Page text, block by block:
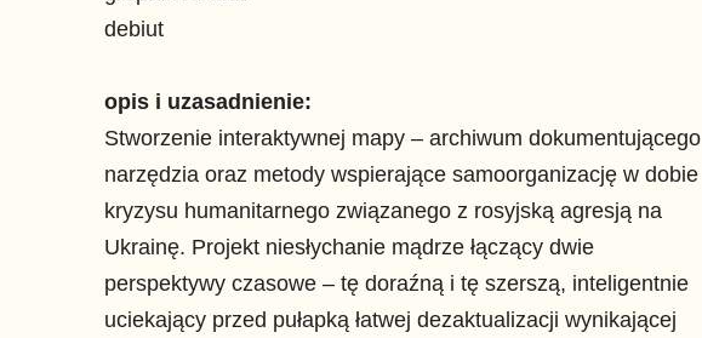
debiut
opis i uzasadnienie:
Stworzenie interaktywnej mapy – archiwum dokumentującego
narzędzia oraz metody wspierające samoorganizację w dobie
kryzysu humanitarnego związanego z rosyjską agresją na
Ukrainę. Projekt niesłychanie mądrze łączący dwie
perspektywy czasowe – tę doraźną i tę szerszą, inteligentnie
uciekający przed pułapką łatwej dezaktualizacji wynikającej